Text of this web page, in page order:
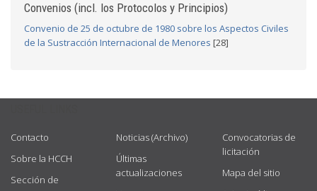
Convenios (incl. los Protocolos y Principios)
Convenio de 25 de octubre de 1980 sobre los Aspectos Civiles
de la Sustracción Internacional de Menores [28]
Contacto
Sobre la HCCH
Sección de
Noticias (Archivo)
Últimas
actualizaciones
Convocatorias de
licitación
Mapa del sitio